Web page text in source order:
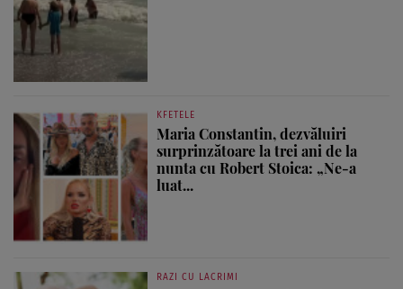
KFETELE
Maria Constantin, dezvăluiri
surprinzătoare la trei ani de la
nunta cu Robert Stoica: „Ne-a
luat...
RAZI CU LACRIMI